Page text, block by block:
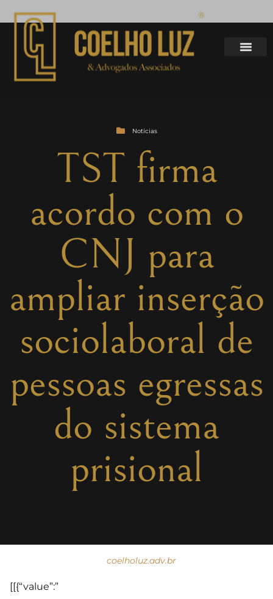
Notícias
TST firma
acordo com o
CNJ para
ampliar inserção
sociolaboral de
pessoas egressas
do sistema
prisional
coelholuz.adv.br
[[{“value”:”